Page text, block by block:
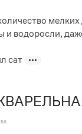
и водоросли,
сат